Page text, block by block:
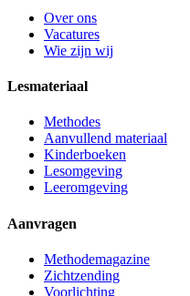
Over ons
Vacatures
Wie zijn wij
Lesmateriaal
Methodes
Aanvullend materiaal
Kinderboeken
Lesomgeving
Leeromgeving
Aanvragen
Methodemagazine
Zichtzending
Voorlichting